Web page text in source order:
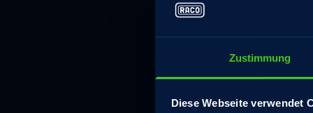
Zustimmung
Diese Webseite verwendet